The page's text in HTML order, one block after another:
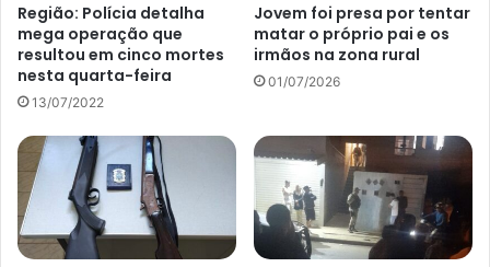
Região: Polícia detalha
mega operação que
resultou em cinco mortes
nesta quarta-feira
13/07/2022
Jovem foi presa por tentar
matar o próprio pai e os
irmãos na zona rural
01/07/2026